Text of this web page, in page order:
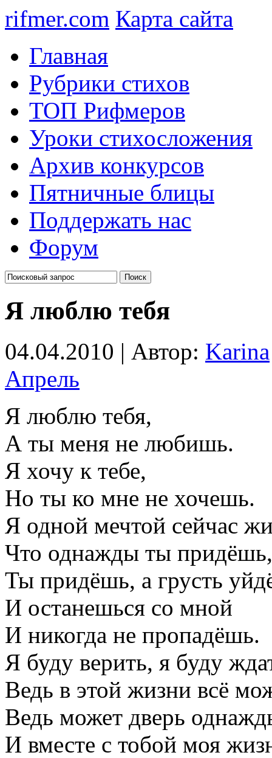
rifmer.com Карта сайта
Главная
Рубрики стихов
ТОП Рифмеров
Уроки стихосложения
Архив конкурсов
Пятничные блицы
Поддержать нас
Форум
Я люблю тебя
04.04.2010 | Автор: Karina
Апрель
Я люблю тебя,
А ты меня не любишь.
Я хочу к тебе,
Но ты ко мне не хочешь.
Я одной мечтой сейчас
Что однажды ты придёшь,
Ты придёшь, а грусть
И останешься со мной
И никогда не пропадёшь.
Я буду верить, я буду
Ведь в этой жизни всё
Ведь может дверь
И вместе с тобой моя